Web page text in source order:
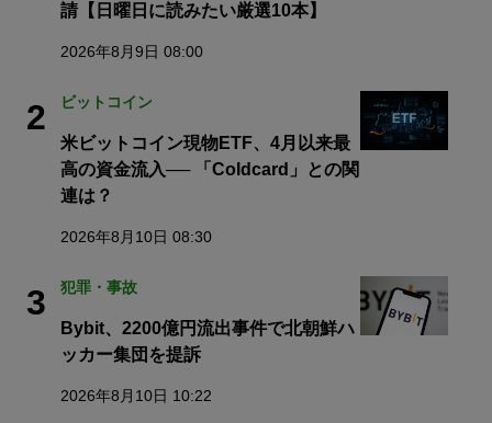
請【日曜日に読みたい厳選10本】
2026年8月9日 08:00
2 ビットコイン
米ビットコイン現物ETF、4月以来最
高の資金流入── 「Coldcard」との関
連は？
2026年8月10日 08:30
3 犯罪・事故
Bybit、2200億円流出事件で北朝鮮ハ
ッカー集団を提訴
2026年8月10日 10:22